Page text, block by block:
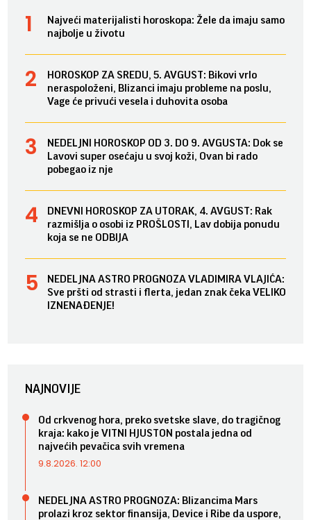
Najveći materijalisti horoskopa: Žele da imaju samo
najbolje u životu
HOROSKOP ZA SREDU, 5. AVGUST: Bikovi vrlo
neraspoloženi, Blizanci imaju probleme na poslu,
Vage će privući vesela i duhovita osoba
NEDELJNI HOROSKOP OD 3. DO 9. AVGUSTA: Dok se
Lavovi super osećaju u svoj koži, Ovan bi rado
pobegao iz nje
DNEVNI HOROSKOP ZA UTORAK, 4. AVGUST: Rak
razmišlja o osobi iz PROŠLOSTI, Lav dobija ponudu
koja se ne ODBIJA
NEDELJNA ASTRO PROGNOZA VLADIMIRA VLAJIĆA:
Sve pršti od strasti i flerta, jedan znak čeka VELIKO
IZNENAĐENJE!
NAJNOVIJE
Od crkvenog hora, preko svetske slave, do tragičnog
kraja: kako je VITNI HJUSTON postala jedna od
najvećih pevačica svih vremena
9.8.2026. 12:00
NEDELJNA ASTRO PROGNOZA: Blizancima Mars
prolazi kroz sektor finansija, Device i Ribe da uspore,